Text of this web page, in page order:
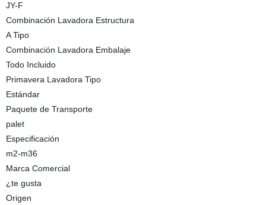
JY-F
Combinación Lavadora Estructura
A Tipo
Combinación Lavadora Embalaje
Todo Incluido
Primavera Lavadora Tipo
Estándar
Paquete de Transporte
palet
Especificación
m2-m36
Marca Comercial
¿te gusta
Origen